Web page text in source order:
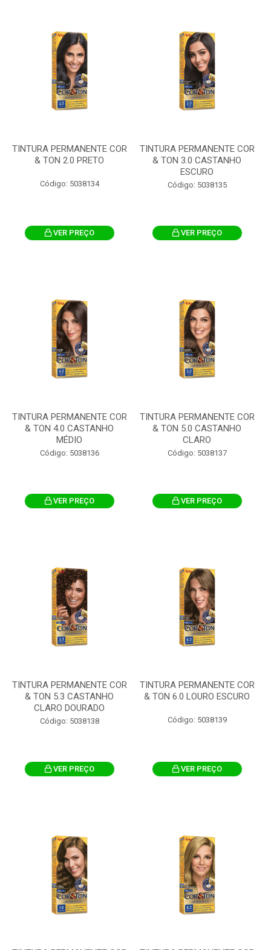
TINTURA PERMANENTE COR
& TON 2.0 PRETO
Código: 5038134
VER PREÇO
TINTURA PERMANENTE COR
& TON 3.0 CASTANHO
ESCURO
Código: 5038135
VER PREÇO
TINTURA PERMANENTE COR
& TON 4.0 CASTANHO
MÉDIO
Código: 5038136
VER PREÇO
TINTURA PERMANENTE COR
& TON 5.0 CASTANHO
CLARO
Código: 5038137
VER PREÇO
TINTURA PERMANENTE COR
& TON 5.3 CASTANHO
CLARO DOURADO
Código: 5038138
VER PREÇO
TINTURA PERMANENTE COR
& TON 6.0 LOURO ESCURO
Código: 5038139
VER PREÇO